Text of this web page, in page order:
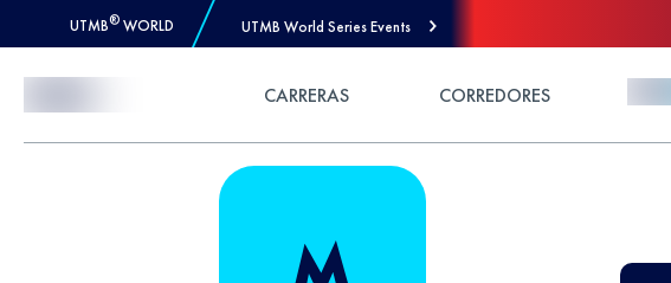
UTMB® WORLD UTMB World Series Events
CARRERAS CORREDORES